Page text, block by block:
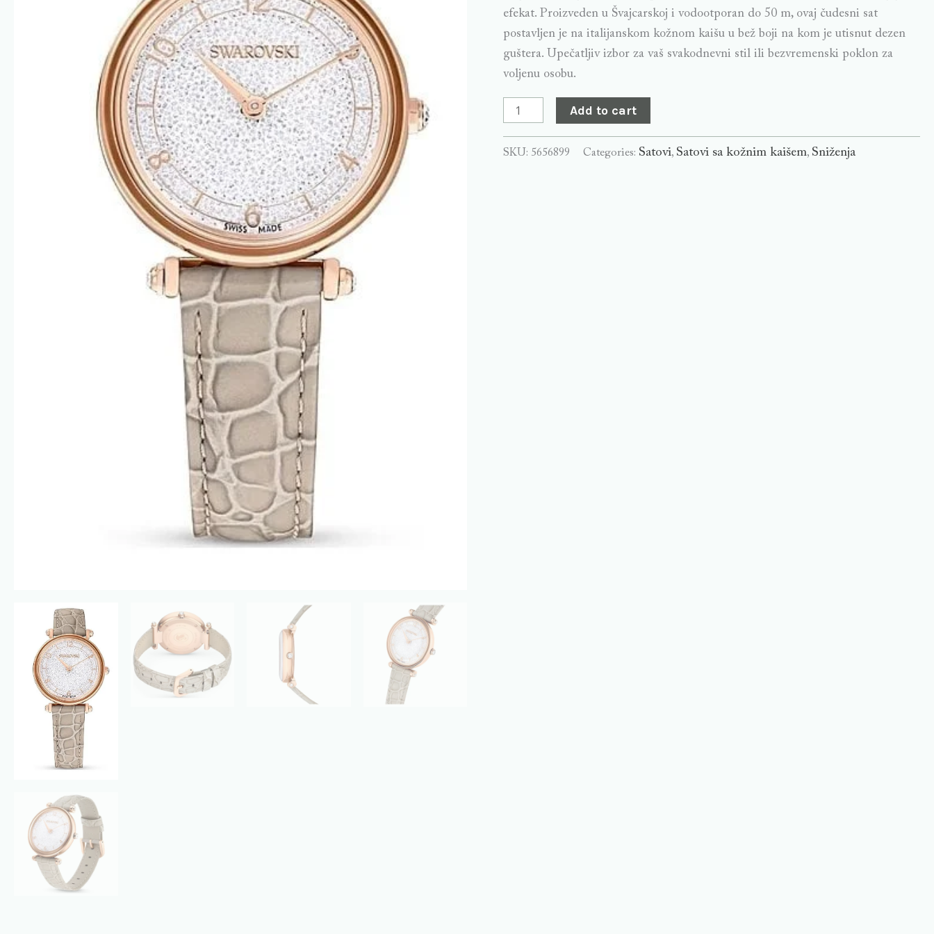
efekat. Proizveden u Švajcarskoj i vodootporan do 50 m, ovaj čudesni sat
postavljen je na italijanskom kožnom kaišu u bež boji na kom je utisnut dezen
guštera. Upečatljiv izbor za vaš svakodnevni stil ili bezvremenski poklon za
voljenu osobu.
quantity
Add to cart
SKU: 5656899 Categories: Satovi, Satovi sa kožnim kaišem, Sniženja